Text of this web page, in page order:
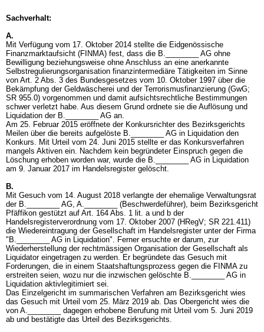
Sachverhalt:
A.
Mit Verfügung vom 17. Oktober 2014 stellte die Eidgenössische
Finanzmarktaufsicht (FINMA) fest, dass die B.________ AG ohne
Bewilligung beziehungsweise ohne Anschluss an eine anerkannte
Selbstregulierungsorganisation finanzintermediäre Tätigkeiten im Sinne
von Art. 2 Abs. 3 des Bundesgesetzes vom 10. Oktober 1997 über die
Bekämpfung der Geldwäscherei und der Terrorismusfinanzierung (GwG;
SR 955.0) vorgenommen und damit aufsichtsrechtliche Bestimmungen
schwer verletzt habe. Aus diesem Grund ordnete sie die Auflösung und
Liquidation der B.________ AG an.
Am 25. Februar 2015 eröffnete der Konkursrichter des Bezirksgerichts
Meilen über die bereits aufgelöste B.________ AG in Liquidation den
Konkurs. Mit Urteil vom 24. Juni 2015 stellte er das Konkursverfahren
mangels Aktiven ein. Nachdem kein begründeter Einspruch gegen die
Löschung erhoben worden war, wurde die B.________ AG in Liquidation
am 9. Januar 2017 im Handelsregister gelöscht.
B.
Mit Gesuch vom 14. August 2018 verlangte der ehemalige Verwaltungsrat
der B.________ AG, A.________ (Beschwerdeführer), beim Bezirksgericht
Pfäffikon gestützt auf Art. 164 Abs. 1 lit. a und b der
Handelsregisterverordnung vom 17. Oktober 2007 (HRegV; SR 221.411)
die Wiedereintragung der Gesellschaft im Handelsregister unter der Firma
"B.________ AG in Liquidation". Ferner ersuchte er darum, zur
Wiederherstellung der rechtmässigen Organisation der Gesellschaft als
Liquidator eingetragen zu werden. Er begründete das Gesuch mit
Forderungen, die in einem Staatshaftungsprozess gegen die FINMA zu
erstreiten seien, wozu nur die inzwischen gelöschte B.________ AG in
Liquidation aktivlegitimiert sei.
Das Einzelgericht im summarischen Verfahren am Bezirksgericht wies
das Gesuch mit Urteil vom 25. März 2019 ab. Das Obergericht wies die
von A.________ dagegen erhobene Berufung mit Urteil vom 5. Juni 2019
ab und bestätigte das Urteil des Bezirksgerichts.